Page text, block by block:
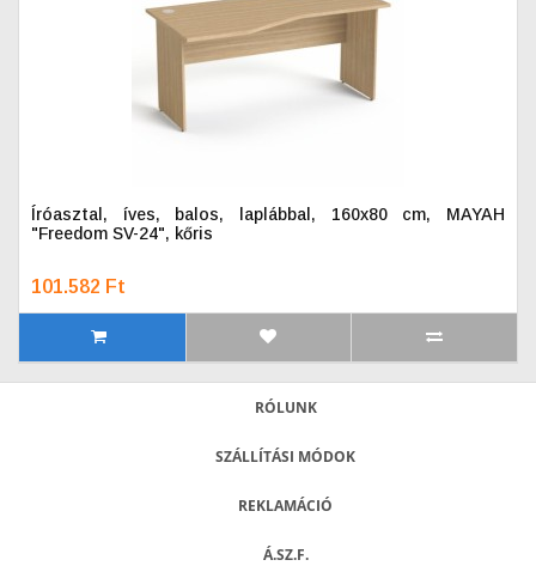
Íróasztal, íves, balos, laplábbal, 160x80 cm, MAYAH
"Freedom SV-24", kőris
101.582 Ft
RÓLUNK
SZÁLLÍTÁSI MÓDOK
REKLAMÁCIÓ
Á.SZ.F.